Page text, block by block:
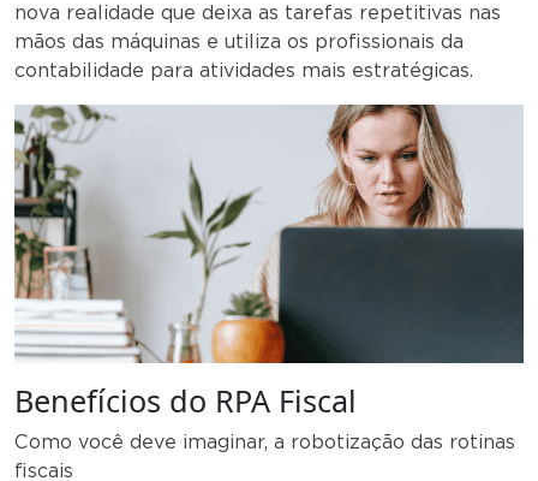
nova realidade que deixa as tarefas repetitivas nas
mãos das máquinas e utiliza os profissionais da
contabilidade para atividades mais estratégicas.
Benefícios do RPA Fiscal
Como você deve imaginar, a robotização das rotinas
fiscais